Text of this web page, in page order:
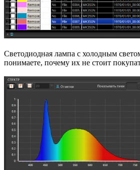
Светодиодная лампа с холодным
понимаете, почему их не стоит